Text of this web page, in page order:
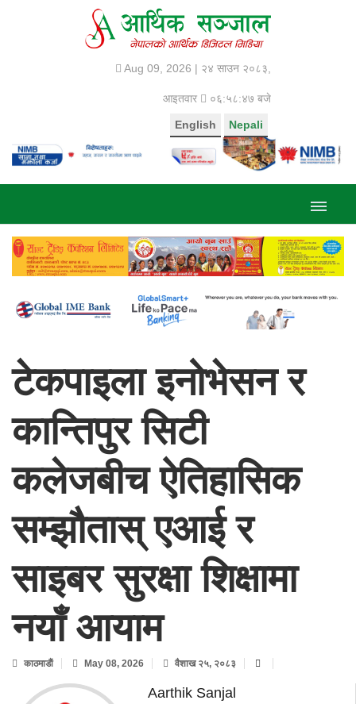
Aug 09, 2026 | २४ साउन २०८३,
आइतवार ०६:५८:४८ बजे
Nepali
English
टेकपाइला इनोभेसन र
कान्तिपुर सिटी
कलेजबीच ऐतिहासिक
सम्झौतास् एआई र
साइबर सुरक्षा शिक्षामा
नयाँ आयाम
काठमाडाैं May 08, 2026 वैशाख २५, २०८३
Aarthik Sanjal